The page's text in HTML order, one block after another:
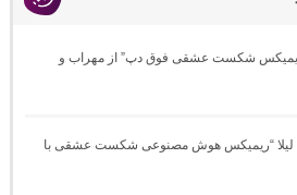
آهنگ قاب خالی 4 “ریمیکس شکست عشقی فوق دپ” از مهراب و
لیلا “ریمیکس هوش مصنوعی شکست عشقی با